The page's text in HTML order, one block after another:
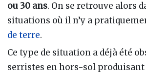
ou 30 ans. On se retrouve alors
situations où il n’y a
de terre.
Ce type de situation a déjà été
serristes en hors-sol produisant